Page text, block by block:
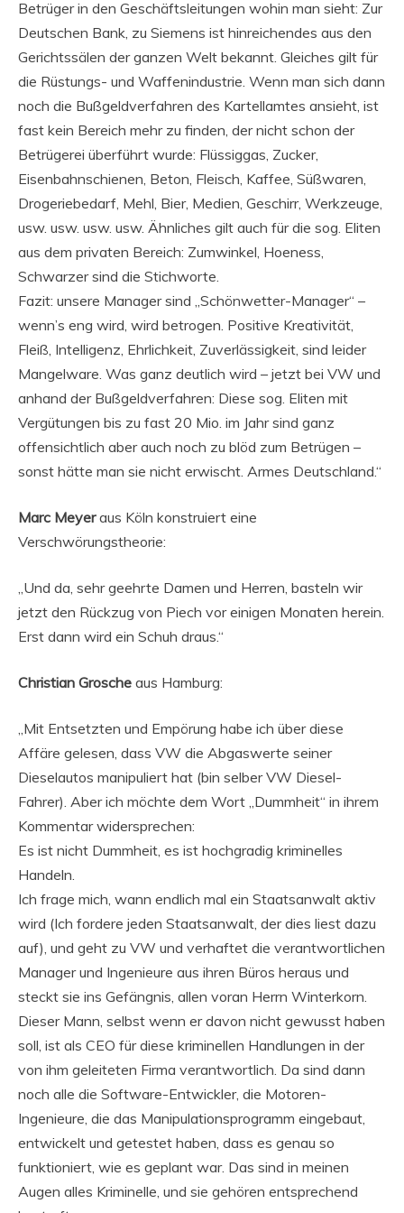
Betrüger in den Geschäftsleitungen wohin man sieht: Zur
Deutschen Bank, zu Siemens ist hinreichendes aus den
Gerichtssälen der ganzen Welt bekannt. Gleiches gilt für
die Rüstungs- und Waffenindustrie. Wenn man sich dann
noch die Bußgeldverfahren des Kartellamtes ansieht, ist
fast kein Bereich mehr zu finden, der nicht schon der
Betrügerei überführt wurde: Flüssiggas, Zucker,
Eisenbahnschienen, Beton, Fleisch, Kaffee, Süßwaren,
Drogeriebedarf, Mehl, Bier, Medien, Geschirr, Werkzeuge,
usw. usw. usw. usw. Ähnliches gilt auch für die sog. Eliten
aus dem privaten Bereich: Zumwinkel, Hoeness,
Schwarzer sind die Stichworte.
Fazit: unsere Manager sind „Schönwetter-Manager“ –
wenn’s eng wird, wird betrogen. Positive Kreativität,
Fleiß, Intelligenz, Ehrlichkeit, Zuverlässigkeit, sind leider
Mangelware. Was ganz deutlich wird – jetzt bei VW und
anhand der Bußgeldverfahren: Diese sog. Eliten mit
Vergütungen bis zu fast 20 Mio. im Jahr sind ganz
offensichtlich aber auch noch zu blöd zum Betrügen –
sonst hätte man sie nicht erwischt. Armes Deutschland.“
Marc Meyeraus Köln konstruiert eine
Verschwörungstheorie:
„Und da, sehr geehrte Damen und Herren, basteln wir
jetzt den Rückzug von Piech vor einigen Monaten herein.
Erst dann wird ein Schuh draus.“
Christian Grosche aus Hamburg:
„Mit Entsetzten und Empörung habe ich über diese
Affäre gelesen, dass VW die Abgaswerte seiner
Dieselautos manipuliert hat (bin selber VW Diesel-
Fahrer). Aber ich möchte dem Wort „Dummheit“ in ihrem
Kommentar widersprechen:
Es ist nicht Dummheit, es ist hochgradig kriminelles
Handeln.
Ich frage mich, wann endlich mal ein Staatsanwalt aktiv
wird (Ich fordere jeden Staatsanwalt, der dies liest dazu
auf), und geht zu VW und verhaftet die verantwortlichen
Manager und Ingenieure aus ihren Büros heraus und
steckt sie ins Gefängnis, allen voran Herrn Winterkorn.
Dieser Mann, selbst wenn er davon nicht gewusst haben
soll, ist als CEO für diese kriminellen Handlungen in der
von ihm geleiteten Firma verantwortlich. Da sind dann
noch alle die Software-Entwickler, die Motoren-
Ingenieure, die das Manipulationsprogramm eingebaut,
entwickelt und getestet haben, dass es genau so
funktioniert, wie es geplant war. Das sind in meinen
Augen alles Kriminelle, und sie gehören entsprechend